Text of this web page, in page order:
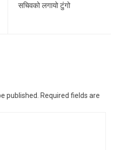
सचिवको लगायो टुंगो
published.
Required fields are